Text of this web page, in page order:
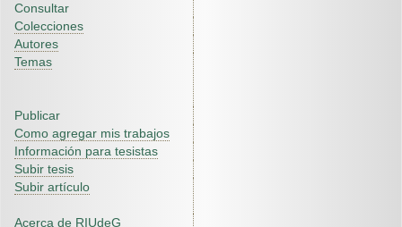
Consultar
Colecciones
Autores
Temas
Publicar
Como agregar mis trabajos
Información para tesistas
Subir tesis
Subir artículo
Acerca de RIUdeG